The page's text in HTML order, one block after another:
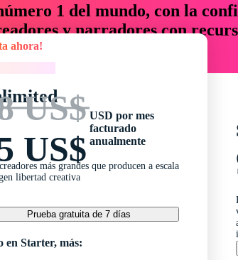
1 del mundo, con la
y narradores con
en tiempo y presupuesto.
US$
US$
USD por mes
facturado
anualmente
más grandes que producen a escala
libertad creativa
Prueba gratuita de 7 días
en Starter, más: